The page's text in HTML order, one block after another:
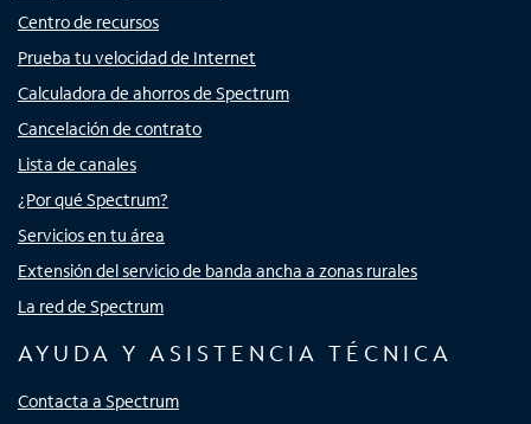
Centro de recursos
Prueba tu velocidad de Internet
Calculadora de ahorros de Spectrum
Cancelación de contrato
Lista de canales
¿Por qué Spectrum?
Servicios en tu área
Extensión del servicio de banda ancha a zonas rurales
La red de Spectrum
AYUDA Y ASISTENCIA TÉCNICA
Contacta a Spectrum